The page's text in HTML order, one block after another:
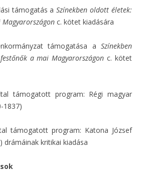
támogatás aSzínekben oldott életek:
Magyarországon c. kötet kiadására
támogatása a Színekben
a mai Magyarországon c. kötet
támogatott program: Régi magyar
1837)
támogatott program: Katona József
drámáinak kritikai kiadása